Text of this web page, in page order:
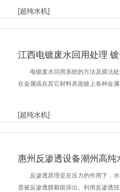
[超纯水机]
江西电镀废水回用处理
电镀废水回用系统的方法及膜法
在金属或在其它材料表面镀上各种金
[超纯水机]
惠州反渗透设备潮州高
反渗透原理是在压力的作用下，
质被反渗透膜截留排出。利用反渗透